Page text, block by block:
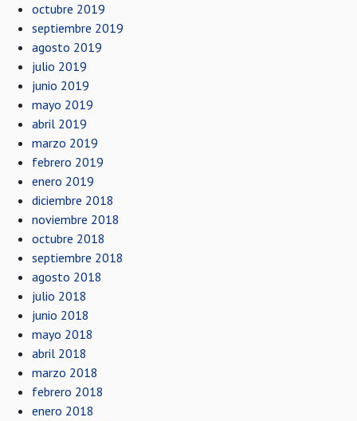
octubre 2019
septiembre 2019
agosto 2019
julio 2019
junio 2019
mayo 2019
abril 2019
marzo 2019
febrero 2019
enero 2019
diciembre 2018
noviembre 2018
octubre 2018
septiembre 2018
agosto 2018
julio 2018
junio 2018
mayo 2018
abril 2018
marzo 2018
febrero 2018
enero 2018